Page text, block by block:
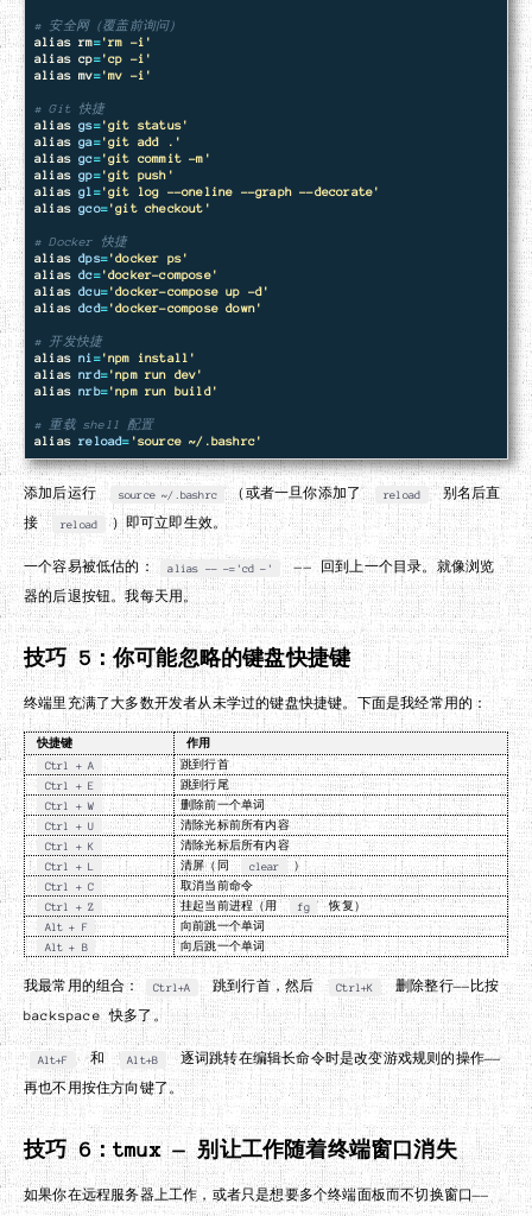
# 安全网（覆盖前询问）
alias rm='rm -i'
alias cp='cp -i'
alias mv='mv -i'
# Git 快捷
alias gs='git status'
alias ga='git add .'
alias gc='git commit -m'
alias gp='git push'
alias gl ='git log --oneline --graph --decorate'
alias gco='git checkout'
# Docker 快捷
alias dps='docker ps'
alias dc='docker-compose'
alias dcu='docker-compose up -d'
alias dcd='docker-compose down'
# 开发快捷
alias ni ='npm install'
alias nrd='npm run dev'
alias nrb='npm run build'
# 重载 shell 配置
alias reload= 'source ~/.bashrc'
添加后运行 source ~/.bashrc （或者一旦你添加了 reload 别名后直
接 reload ）即可立即生效。
一个容易被低估的： alias -- -='cd -' —— 回到上一个目录。就像浏览
器的后退按钮。我每天用。
技巧 5：你可能忽略的键盘快捷键
终端里充满了大多数开发者从未学过的键盘快捷键。下面是我经常用的：
快捷键
作用
Ctrl + A
跳到行首
Ctrl + E
跳到行尾
Ctrl + W
删除前一个单词
Ctrl + U
清除光标前所有内容
Ctrl + K
清除光标后所有内容
Ctrl + L
清屏（同 clear
）
Ctrl + C
取消当前命令
Ctrl + Z
挂起当前进程（用 fg
恢复）
Alt + F
向前跳一个单词
Alt + B
向后跳一个单词
我最常用的组合： Ctrl+A 跳到行首，然后 Ctrl+K 删除整行——比按
backspace 快多了。
Alt+F 和 Alt+B 逐词跳转在编辑长命令时是改变游戏规则的操作——
再也不用按住方向键了。
技巧 6：tmux — 别让工作随着终端窗口消失
如果你在远程服务器上工作，或者只是想要多个终端面板而不切换窗口——